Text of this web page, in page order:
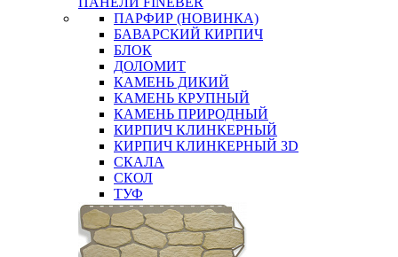
ПАРФИР (НОВИНКА)
БАВАРСКИЙ КИРПИЧ
БЛОК
ДОЛОМИТ
КАМЕНЬ ДИКИЙ
КАМЕНЬ КРУПНЫЙ
КАМЕНЬ ПРИРОДНЫЙ
КИРПИЧ КЛИНКЕРНЫЙ
КИРПИЧ КЛИНКЕРНЫЙ 3D
СКАЛА
СКОЛ
ТУФ